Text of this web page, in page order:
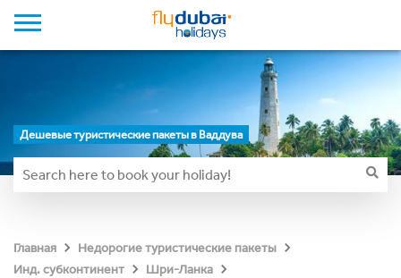
Дешевые туристические пакеты в Ваддува
Главная
Недорогие туристические пакеты
Инд. субконтинент
Шри-Ланка